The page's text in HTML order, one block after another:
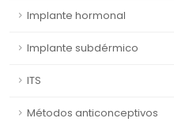
Implante hormonal
Implante subdérmico
ITS
Métodos anticonceptivos